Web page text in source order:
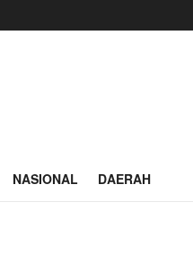
NASIONAL DAERAH